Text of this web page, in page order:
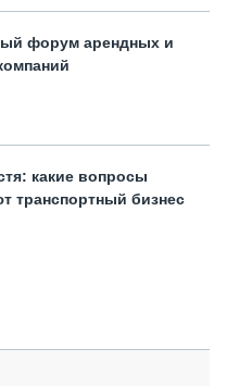
форум арендных и
какие вопросы
транспортный бизнес